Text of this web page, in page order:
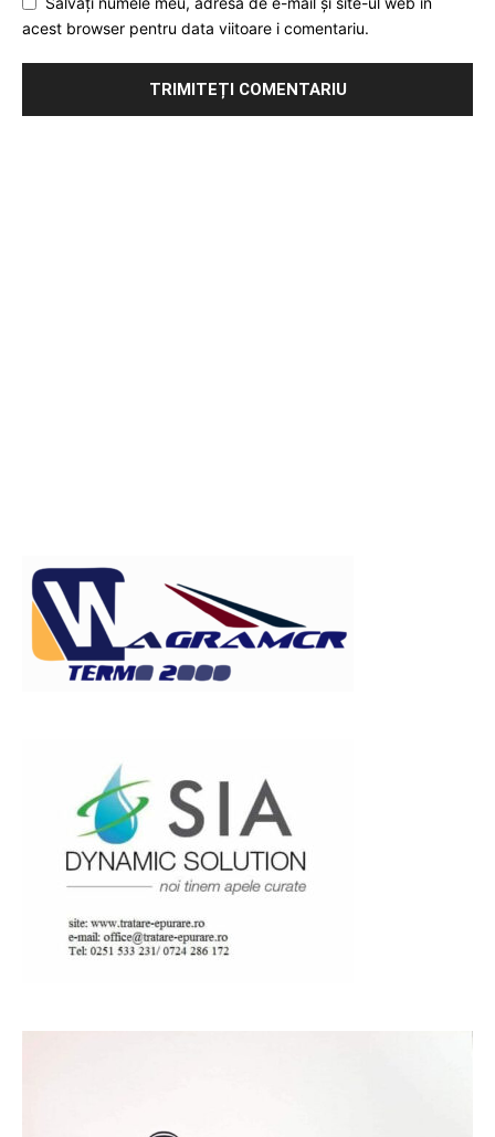
acest browser pentru data viitoare i comentariu.